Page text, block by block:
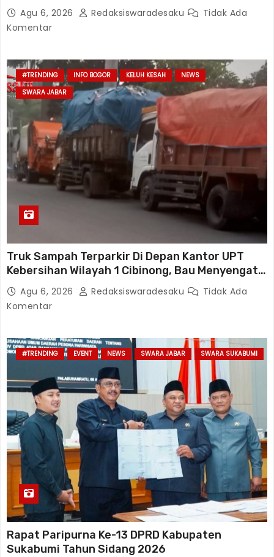
Agu 6, 2026 Redaksiswaradesaku
Tidak Ada
Komentar
#TRENDING INFO BOGOR KELUH KESAH
NEWS
SWARA JABAR
Truk Sampah Terparkir Di Depan Kantor UPT
Kebersihan Wilayah 1 Cibinong, Bau Menyengat
Diduga Resahkan Warga
Agu 6, 2026 Redaksiswaradesaku
Tidak Ada
Komentar
#TRENDING EVENT NEWS SWARA JABAR SWARA SUKABUMI
Rapat Paripurna Ke-13 DPRD Kabupaten
Sukabumi Tahun Sidang 2026